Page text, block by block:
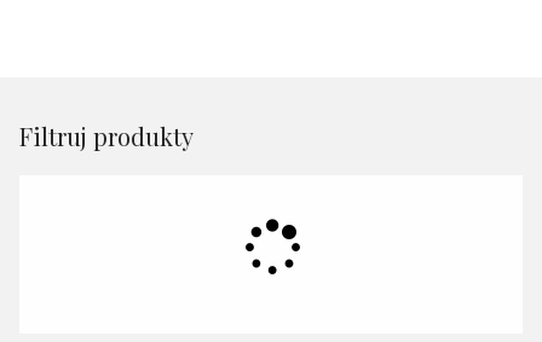
Filtruj produkty